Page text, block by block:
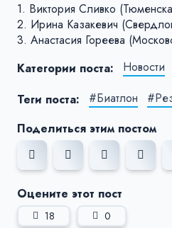
1. Виктория Сливко
2. Ирина Казакевич
3. Анастасия Гореева
Категории поста:
Новости
Теги поста:
#Биатлон
Поделиться этим постом
Оцените этот пост
18 0